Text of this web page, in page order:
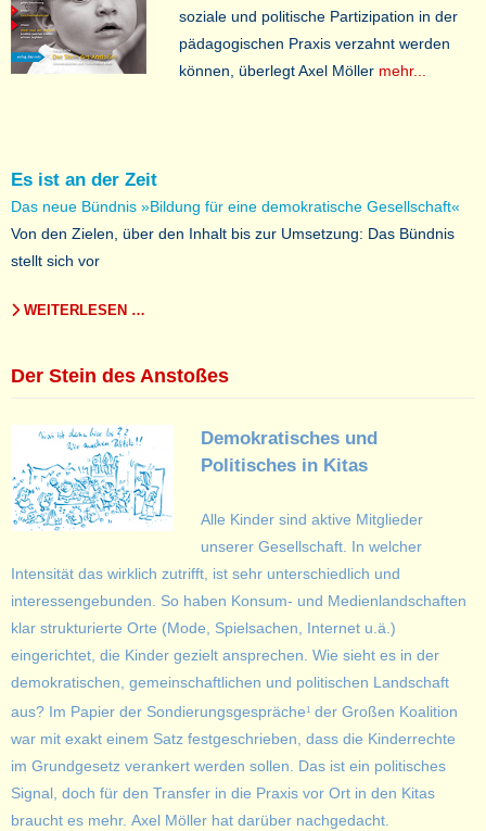
soziale und politische Partizipation in der
pädagogischen Praxis verzahnt werden
können, überlegt Axel Möller mehr...
Es ist an der Zeit
Das neue Bündnis »Bildung für eine demokratische Gesellschaft«
Von den Zielen, über den Inhalt bis zur Umsetzung: Das Bündnis
stellt sich vor
WEITERLESEN …
Der Stein des Anstoßes
Demokratisches und
Politisches in Kitas
Alle Kinder sind aktive Mitglieder
unserer Gesellschaft. In welcher
Intensität das wirklich zutrifft, ist sehr unterschiedlich und
interessengebunden. So haben Konsum- und Medienlandschaften
klar strukturierte Orte (Mode, Spielsachen, Internet u.ä.)
eingerichtet, die Kinder gezielt ansprechen. Wie sieht es in der
demokratischen, gemeinschaftlichen und politischen Landschaft
aus? Im Papier der Sondierungsgespräche1 der Großen Koalition
war mit exakt einem Satz festgeschrieben, dass die Kinderrechte
im Grundgesetz verankert werden sollen. Das ist ein politisches
Signal, doch für den Transfer in die Praxis vor Ort in den Kitas
braucht es mehr. Axel Möller hat darüber nachgedacht.